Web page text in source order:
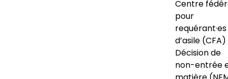
Centre
pour
requérant·es
d’asile (CFA)
Décision de
non-entrée